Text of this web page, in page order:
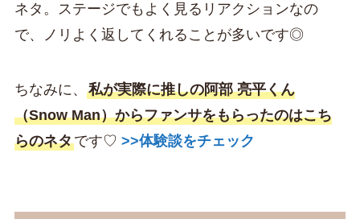
ネタ。ステージでもよく見るリアクションなの
で、ノリよく返してくれることが多いです◎
ちなみに、 私が実際に推しの阿部 亮平くん
（Snow Man）からファンサをもらったのはこち
らのネタです♡ >>体験談をチェック